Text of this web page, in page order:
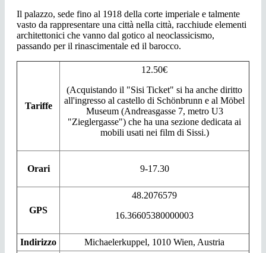
Il palazzo, sede fino al 1918 della corte imperiale e talmente
vasto da rappresentare una città nella città, racchiude elementi
architettonici che vanno dal gotico al neoclassicismo,
passando per il rinascimentale ed il barocco.
Tariffe
12.50€
(Acquistando il "Sisi Ticket" si ha anche diritto
all'ingresso al castello di Schönbrunn e al Möbel
Museum (Andreasgasse 7, metro U3
"Zieglergasse") che ha una sezione dedicata ai
mobili usati nei film di Sissi.)
Orari 9-17.30
GPS
48.2076579
16.36605380000003
Indirizzo
Michaelerkuppel, 1010 Wien, Austria